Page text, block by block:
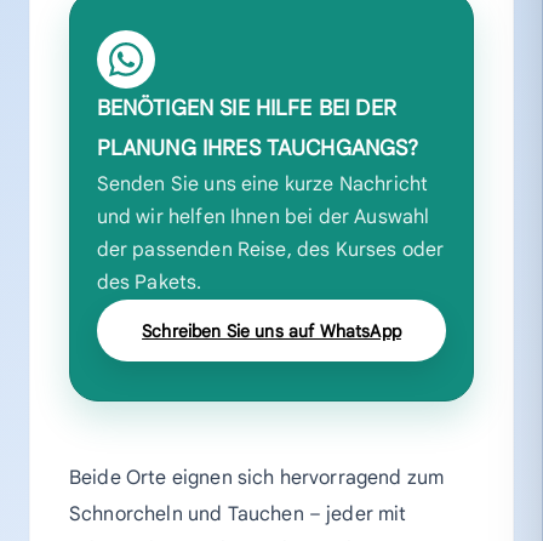
BENÖTIGEN SIE HILFE BEI DER
PLANUNG IHRES TAUCHGANGS?
Senden Sie uns eine kurze Nachricht
und wir helfen Ihnen bei der Auswahl
der passenden Reise, des Kurses oder
des Pakets.
Schreiben Sie uns auf WhatsApp
Beide Orte eignen sich hervorragend zum
Schnorcheln und Tauchen – jeder mit